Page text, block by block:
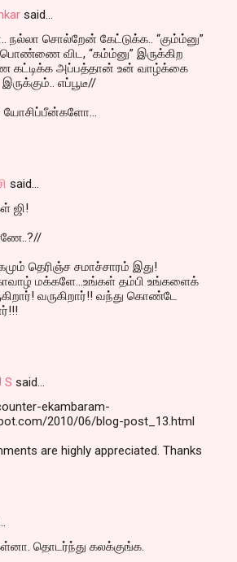
said…
சொல்றேன் கேட்டுக்க.. “கும்ம்னு”
பொண்ணை விட, “கம்ம்னு” இருக்கிற
அப்பத்தான் உன் வாழ்க்கை
இருக்கும்.. எப்பூடீ//
யோசிப்பீன்களோ...
said…
ஜி!
தெரிஞ்ச சமாச்சாரம் இது!
மக்களே...உங்கள் தம்பி உங்களைக்
வருகிறார்!! வந்து கொண்டே
S said…
ekambaram-
2010/06/blog-post_13.html
are highly appreciated. Thanks
தொடர்ந்து கலக்குங்க.